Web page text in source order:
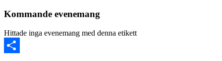
Kommande evenemang
Hittade inga evenemang med denna etikett